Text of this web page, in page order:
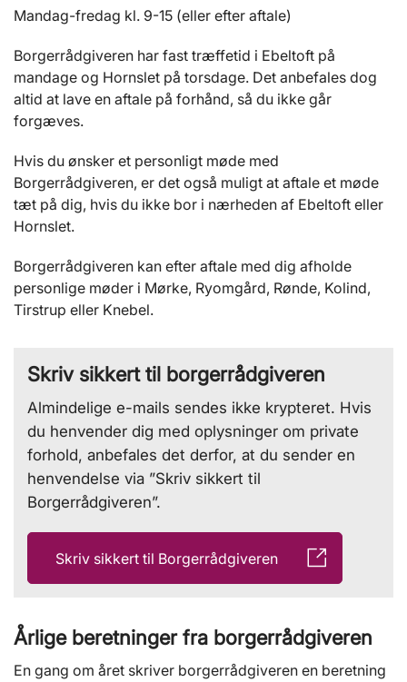
Mandag-fredag kl. 9-15 (eller efter aftale)
Borgerrådgiveren har fast træffetid i Ebeltoft på
mandage og Hornslet på torsdage. Det anbefales dog
altid at lave en aftale på forhånd, så du ikke går
forgæves.
Hvis du ønsker et personligt møde med
Borgerrådgiveren, er det også muligt at aftale et møde
tæt på dig, hvis du ikke bor i nærheden af Ebeltoft eller
Hornslet.
Borgerrådgiveren kan efter aftale med dig afholde
personlige møder i Mørke, Ryomgård, Rønde, Kolind,
Tirstrup eller Knebel.
Skriv sikkert til borgerrådgiveren
Almindelige e-mails sendes ikke krypteret. Hvis
du henvender dig med oplysninger om private
forhold, anbefales det derfor, at du sender en
henvendelse via ”Skriv sikkert til
Borgerrådgiveren”.
Skriv sikkert til Borgerrådgiveren
Årlige beretninger fra borgerrådgiveren
En gang om året skriver borgerrådgiveren en beretning